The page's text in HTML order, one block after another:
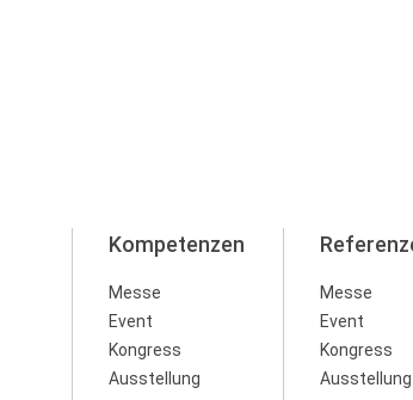
Kompetenzen
Messe
Event
Kongress
Ausstellung
Messe
Event
Kongress
Ausstellung